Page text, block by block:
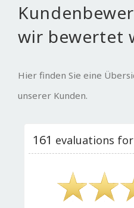
wir bewertet
Hier finden Sie eine
unserer Kunden.
161 evaluations for